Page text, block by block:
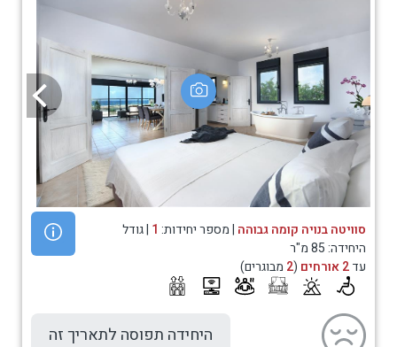
סוויטה בנויה קומה גבוהה | מספר יחידות: 1 | גודל
היחידה: 85 מ"ר
עד2 אורחים (
2 מבוגרים)
היחידה תפוסה לתאריך זה